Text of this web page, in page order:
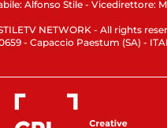
Alfonso Stile - Vicedirettore:
NETWORK - All rights
- Capaccio Paestum (SA) -